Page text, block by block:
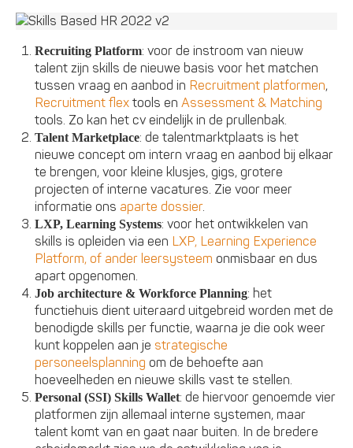
Recruiting Platform: voor de instroom van nieuw
talent zijn skills de nieuwe basis voor het matchen
tussen vraag en aanbod in Recruitment platformen,
Recruitment flextools enAssessment & Matching
tools. Zo kan het cv eindelijk in de prullenbak.
Talent Marketplace: de talentmarktplaats is het
nieuwe concept om intern vraag en aanbod bij elkaar
te brengen, voor kleine klusjes, gigs, grotere
projecten of interne vacatures. Zie voor meer
informatie ons aparte dossier.
LXP, Learning Systems: voor het ontwikkelen van
skills is opleiden via een LXP, Learning Experience
Platform, of ander leersysteemonmisbaar en dus
apart opgenomen.
Job architecture & Workforce Planning: het
functiehuis dient uiteraard uitgebreid worden met de
benodigde skills per functie, waarna je die ook weer
kunt koppelen aan je strategische
personeelsplanningom de behoefte aan
hoeveelheden en nieuwe skills vast te stellen.
Personal (SSI) Skills Wallet: de hiervoor genoemde vier
platformen zijn allemaal interne systemen, maar
talent komt van en gaat naar buiten. In de bredere